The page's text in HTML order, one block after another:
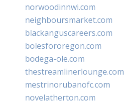
norwoodinnwi.com
neighboursmarket.com
blackanguscareers.com
bolesfororegon.com
bodega-ole.com
thestreamlinerlounge.com
mestrinorubanofc.com
novelatherton.com